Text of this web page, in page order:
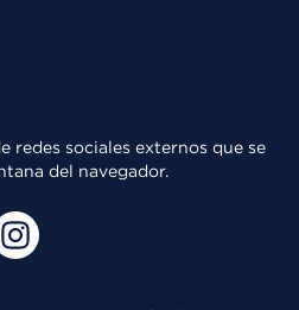
redes sociales externos que se
del navegador.